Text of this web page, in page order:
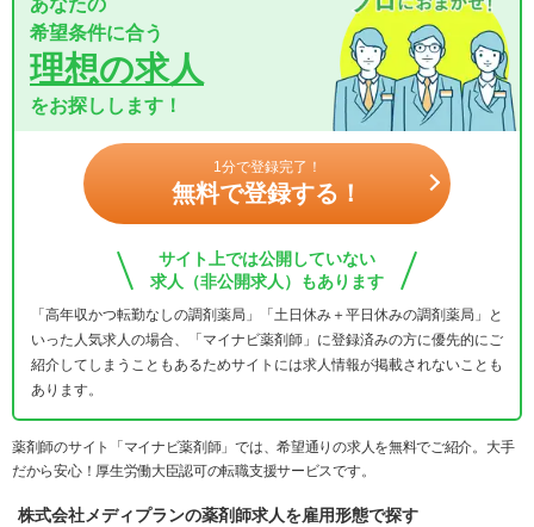
あなたの
希望条件に合う
理想の求人
をお探しします！
1分で登録完了！
無料で登録する！
サイト上では公開していない
求人（非公開求人）もあります
「高年収かつ転勤なしの調剤薬局」「土日休み＋平日休みの調剤薬局」と
いった人気求人の場合、「マイナビ薬剤師」に登録済みの方に優先的にご
紹介してしまうこともあるためサイトには求人情報が掲載されないことも
あります。
薬剤師のサイト「マイナビ薬剤師」では、希望通りの求人を無料でご紹介。大手
だから安心！厚生労働大臣認可の転職支援サービスです。
株式会社メディプランの薬剤師求人を雇用形態で探す